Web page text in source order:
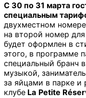
С 30 по 31 марта
специальным
двухместном номере
на второй номер
будет оформлен в
этого, в программе
специальный бранч
музыкой,
за яйцами в парке и
клубе La Petite